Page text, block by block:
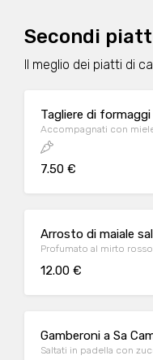
Secondi
Il meglio dei piatti di
Tagliere di
Accompagnati con
7.50 €
Arrosto di maiale
Profumato al mirto rosso
12.00 €
Gamberoni a Sa
Saltati in padella con